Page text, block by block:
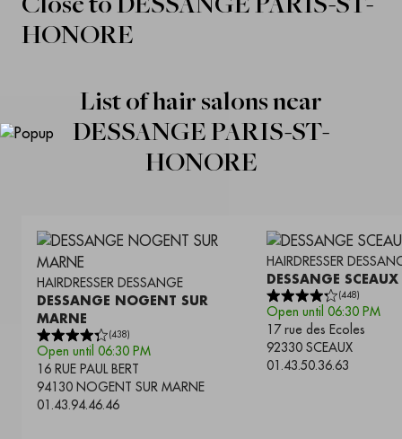
Close to DESSANGE PARIS-ST-
HONORE
List of hair salons near
DESSANGE PARIS-ST-
HONORE
HAIRDRESSER DESSANGE
DESSANGE NOGENT SUR
MARNE
(438)
Open until 06:30 PM
16 RUE PAUL BERT
94130 NOGENT SUR MARNE
01.43.94.46.46
HAIRDRESSER
DESSANGE SCEAUX
(448)
Open until 06:30 PM
17 rue des Ecoles
92330 SCEAUX
01.43.50.36.63